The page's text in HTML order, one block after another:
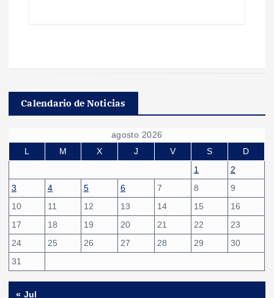
Calendario de Noticias
agosto 2026
L
M X J V S
D
1
2
3
4 5 6 7 8
9
10
11 12 13 14 15
16
17
18 19 20 21 22
23
24
25 26 27 28 29
30
31
« Jul